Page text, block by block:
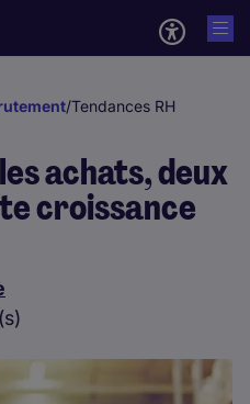
/Tendances RH
achats, deux
croissance